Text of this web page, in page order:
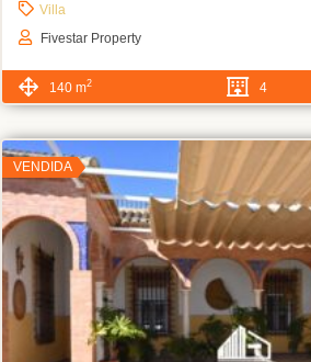
Villa
Fivestar Property
140 m2 4
VENDIDA